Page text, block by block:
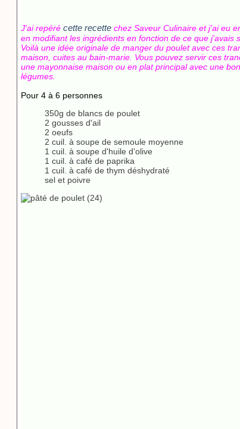
J'ai repéré cette recette chez Saveur Culinaire et j'ai eu
en modifiant les ingrédients en fonction de ce que j'avais
Voilà une idée originale de manger du poulet avec ces
maison, cuites au bain-marie. Vous pouvez servir ces
une mayonnaise maison ou en plat principal avec une
légumes.
Pour 4 à 6 personnes
350g de blancs de poulet
2 gousses d'ail
2 oeufs
2 cuil. à soupe de semoule moyenne
1 cuil. à soupe d'huile d'olive
1 cuil. à café de paprika
1 cuil. à café de thym déshydraté
sel et poivre